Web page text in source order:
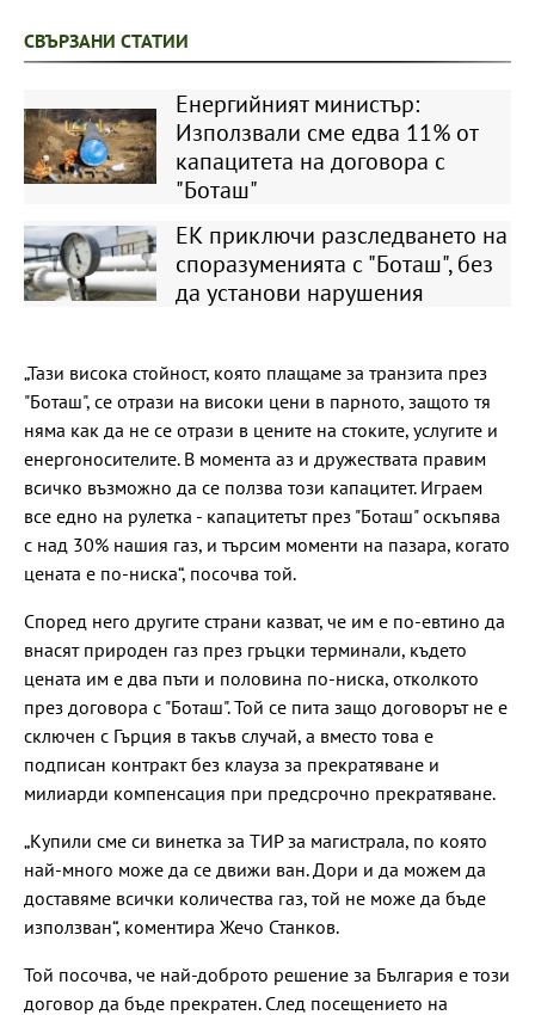
СВЪРЗАНИ СТАТИИ
Енергийният министър:
Използвали сме едва 11% от
капацитета на договора с
"Боташ"
ЕК приключи разследването на
споразуменията с "Боташ", без
да установи нарушения
„Тази висока стойност, която плащаме за транзита през
"Боташ", се отрази на високи цени в парното, защото тя
няма как да не се отрази в цените на стоките, услугите и
енергоносителите. В момента аз и дружествата правим
всичко възможно да се ползва този капацитет. Играем
все едно на рулетка - капацитетът през "Боташ" оскъпява
с над 30% нашия газ, и търсим моменти на пазара, когато
цената е по-ниска“, посочва той.
Според него другите страни казват, че им е по-евтино да
внасят природен газ през гръцки терминали, където
цената им е два пъти и половина по-ниска, отколкото
през договора с "Боташ". Той се пита защо договорът не е
сключен с Гърция в такъв случай, а вместо това е
подписан контракт без клауза за прекратяване и
милиарди компенсация при предсрочно прекратяване.
„Купили сме си винетка за ТИР за магистрала, по която
най-много може да се движи ван. Дори и да можем да
доставяме всички количества газ, той не може да бъде
използван“, коментира Жечо Станков.
Той посочва, че най-доброто решение за България е този
договор да бъде прекратен. След посещението на